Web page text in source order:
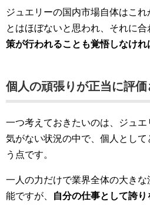
ジュエリーの国内市場自体はこ
とはほぼないと思われ、それに合
策が行われることも覚悟しなけれ
個人の頑張りが正当に評価
一つ考えておきたいのは、ジュ
気がない状況の中で、個人とし
う点です。
一人の力だけで業界全体の大き
能ですが、
自分の仕事として誇り